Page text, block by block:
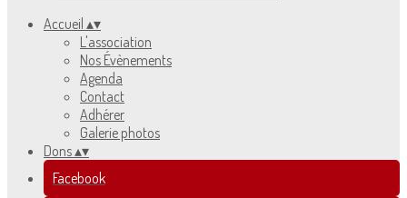
Accueil ▴▾
L'association
Nos Évènements
Agenda
Contact
Adhérer
Galerie photos
Dons▴▾
Facebook